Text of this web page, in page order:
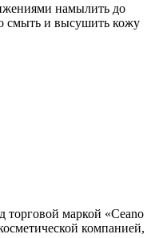
намылить до
смыть и высушить кожу
торговой маркой «Ceano
компанией,